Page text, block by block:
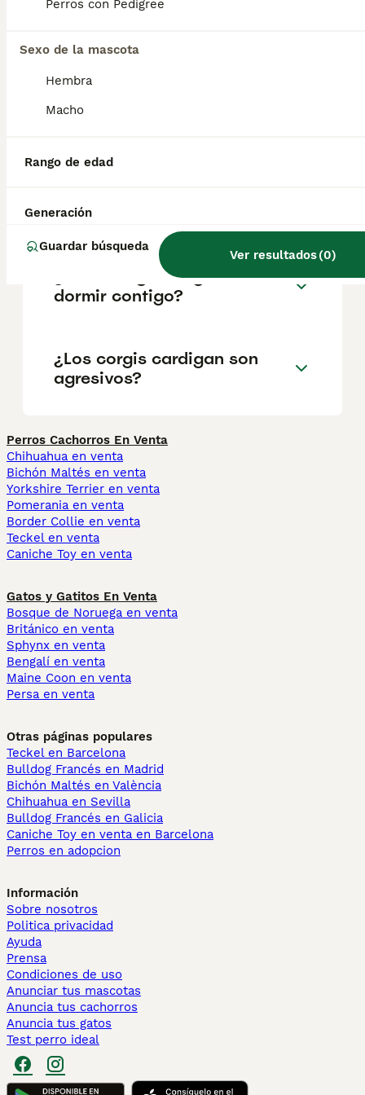
Perros con Pedigree
Sexo de la mascota
Hembra
Macho
Rango de edad
Generación
Guardar búsqueda
Ver resultados(0)
¿Por qué son tan raros los
corgis cárdigan?
pelo?
¿A los corgis les gusta
dormir contigo?
¿Los corgis cardigan son
agresivos?
Perros Cachorros En Venta
Chihuahua en venta
Bichón Maltés en venta
Yorkshire Terrier en venta
Pomerania en venta
Border Collie en venta
Teckel en venta
Caniche Toy en venta
Gatos y Gatitos En Venta
Bosque de Noruega en venta
Británico en venta
Sphynx en venta
Bengalí en venta
Maine Coon en venta
Persa en venta
Otras páginas populares
Teckel en Barcelona
Bulldog Francés en Madrid
Bichón Maltés en València
Chihuahua en Sevilla
Bulldog Francés en Galicia
Caniche Toy en venta en Barcelona
Perros en adopcion
Información
Sobre nosotros
Politica privacidad
Ayuda
Prensa
Condiciones de uso
Anunciar tus mascotas
Anuncia tus cachorros
Anuncia tus gatos
Test perro ideal